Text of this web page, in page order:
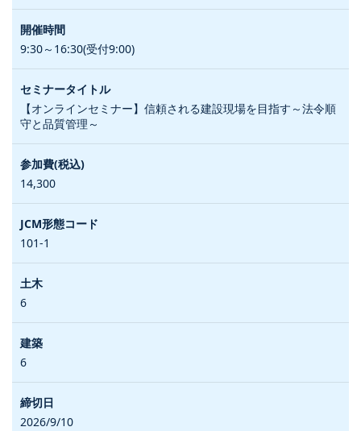
9:30～16:30(受付9:00)
【オンラインセミナー】信頼される建設現場を目指す～法令順
守と品質管理～
14,300
101-1
6
6
2026/9/10